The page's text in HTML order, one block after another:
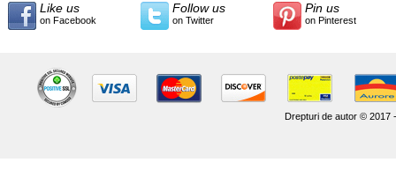
Like us
on Facebook
Follow us
on Twitter
Pin us
on Pinterest
Drepturi de autor © 2017